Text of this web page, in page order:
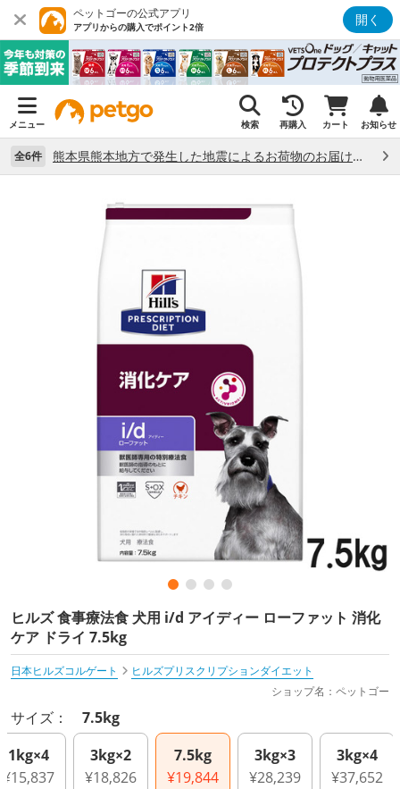
ペットゴーの公式アプリ
アプリからの購入でポイント2倍 開く
メニュー 検索 再購入 カート お知らせ
全6件 熊本県熊本地方で発生した地震によるお荷物のお届け状況について （7/28）
ヒルズ 食事療法食 犬用 i/d アイディー ローファット 消化
ケア ドライ 7.5kg
日本ヒルズコルゲート
ヒルズプリスクリプションダイエット
ショップ名：ペットゴー
サイズ： 7.5kg
1kg×4
¥15,837
3kg×2
¥18,826
7.5kg
¥19,844
3kg×3
¥28,239
3kg×4
¥37,652